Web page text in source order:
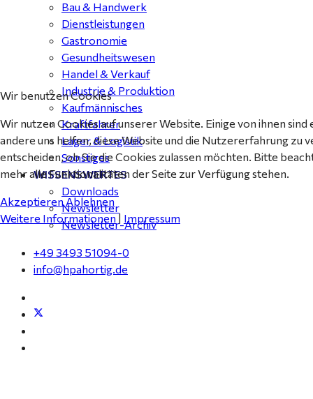
Bau & Handwerk
Dienstleistungen
Gastronomie
Gesundheitswesen
Handel & Verkauf
Industrie & Produktion
Kaufmännisches
Kraftfahrer
Lager & Logistik
Sonstiges
WISSENSWERTES
Downloads
Newsletter
Newsletter-Archiv
+49 3493 51094-0
info@hpahortig.de
Wir benutzen Cookies
Wir nutzen Cookies auf unserer Website. Einige von ihnen
andere uns helfen, diese Website und die Nutzererfahrung zu
entscheiden, ob Sie die Cookies zulassen möchten. Bitte
mehr alle Funktionalitäten der Seite zur Verfügung stehen.
AkzeptierenAblehnen
Weitere Informationen| Impressum